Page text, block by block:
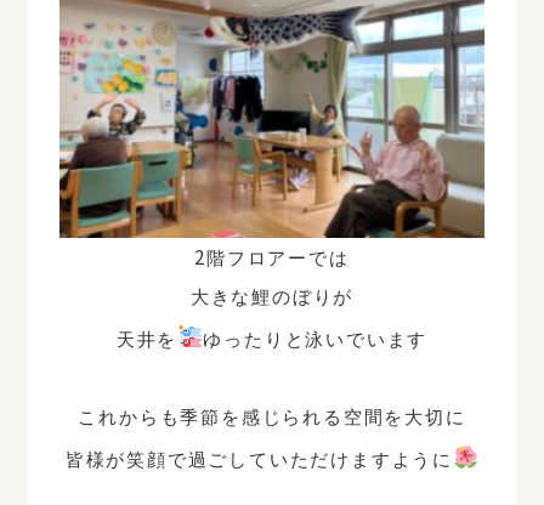
2階フロアーでは
大きな鯉のぼりが
天井を ゆったりと泳いでいます
これからも季節を感じられる空間を大切に
皆様が笑顔で過ごしていただけますように